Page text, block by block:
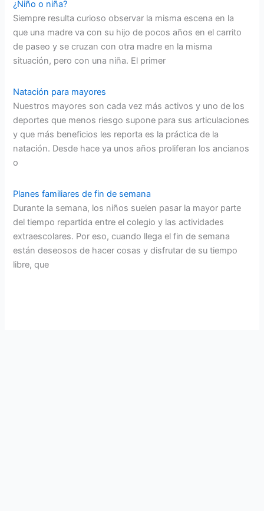
¿Niño o niña?
Siempre resulta curioso observar la misma escena en la
que una madre va con su hijo de pocos años en el carrito
de paseo y se cruzan con otra madre en la misma
situación, pero con una niña. El primer
Natación para mayores
Nuestros mayores son cada vez más activos y uno de los
deportes que menos riesgo supone para sus articulaciones
y que más beneficios les reporta es la práctica de la
natación. Desde hace ya unos años proliferan los ancianos
o
Planes familiares de fin de semana
Durante la semana, los niños suelen pasar la mayor parte
del tiempo repartida entre el colegio y las actividades
extraescolares. Por eso, cuando llega el fin de semana
están deseosos de hacer cosas y disfrutar de su tiempo
libre, que